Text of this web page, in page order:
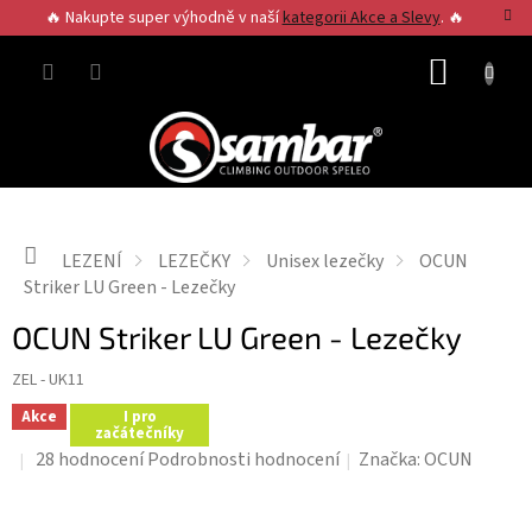
na
obsah
🔥 Nakupte super výhodně v našíkategorii Akce a Slevy. 🔥
Domů
LEZENÍ LEZEČKY Unisex lezečky
OCUN
Striker LU Green - Lezečky
OCUN Striker LU Green - Lezečky
ZEL - UK11
Akce I pro
začátečníky
Průměrné
28 hodnocení Podrobnosti hodnocení Značka:OCUN